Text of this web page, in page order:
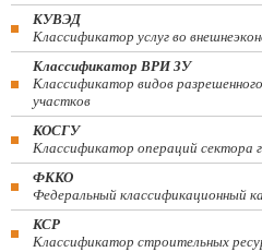
КУВЭД
Классификатор услуг во
Классификатор ВРИ ЗУ
Классификатор видов
участков
КОСГУ
Классификатор операций сектора
ФККО
Федеральный классификационный
КСР
Классификатор строительных